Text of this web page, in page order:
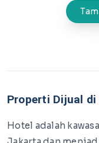
Properti Dijual di
Hotel adalah